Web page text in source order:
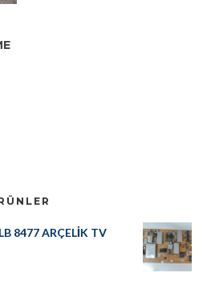
8477 ARÇELİK TV